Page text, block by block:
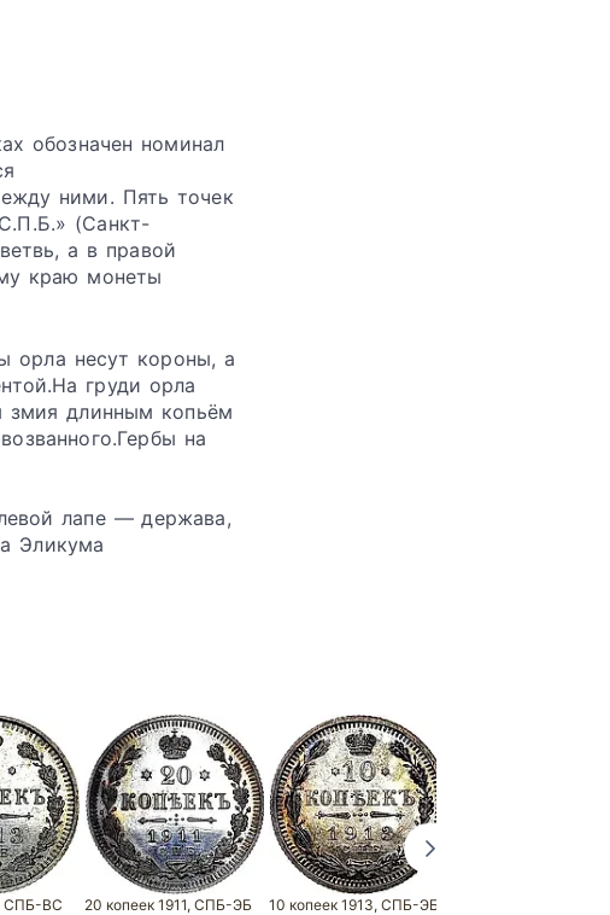
обозначен номинал
ними. Пять точек
(Санкт-
а в правой
краю монеты
орла несут короны, а
груди орла
длинным копьём
на
лапе — держава,
Эликума
СПБ-ВС 20 копеек 1911, СПБ-ЭБ
10 копеек 1913, СПБ-ЭБ